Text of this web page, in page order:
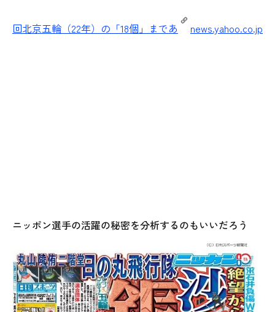
回北京五輪（22年）の「18個」まであ news.yahoo.co.jp
ニッポン選手の活躍の秘密を分析するのもいいだろう